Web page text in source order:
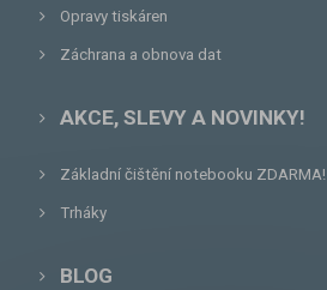
Opravy tiskáren
Záchrana a obnova dat
AKCE, SLEVY A NOVINKY!
Základní čištění notebooku ZDARMA!
Trháky
BLOG